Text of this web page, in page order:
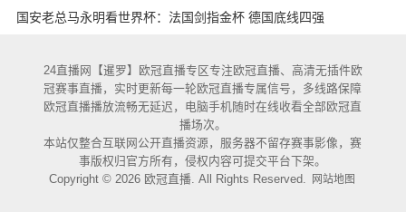
藏隐忧
国安老总马永明看世界杯：法国剑指金杯 德国底线四强
24直播网【暹罗】欧冠直播专区专注欧冠直播、高清无插件欧
冠赛事直播，实时更新每一轮欧冠直播专属信号，多线路保障
欧冠直播播放流畅无延迟，电脑手机随时在线收看全部欧冠直
播场次。
本站仅整合互联网公开直播资源，服务器不留存赛事影像，赛
事版权归官方所有，侵权内容可提交平台下架。
Copyright © 2026 欧冠直播. All Rights Reserved.
网站地图